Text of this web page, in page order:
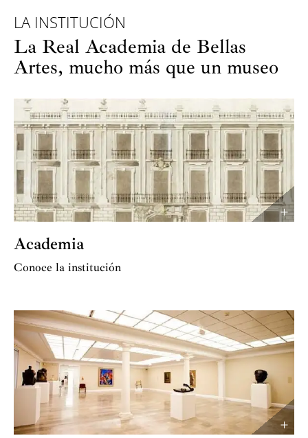
LA INSTITUCIÓN
La Real Academia de Bellas
Artes, mucho más que un museo
Academia
Conoce la institución